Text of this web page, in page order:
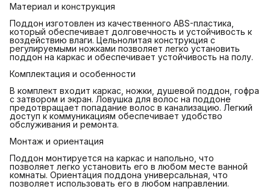
Материал и конструкция
Поддон изготовлен из качественного ABS-пластика,
который обеспечивает долговечность и устойчивость к
воздействию влаги. Цельнолитая конструкция с
регулируемыми ножками позволяет легко установить
поддон на каркас и обеспечивает устойчивость на полу.
Комплектация и особенности
В комплект входит каркас, ножки, душевой поддон, гофра
с затвором и экран. Ловушка для волос на поддоне
предотвращает попадание волос в канализацию. Легкий
доступ к коммуникациям обеспечивает удобство
обслуживания и ремонта.
Монтаж и ориентация
Поддон монтируется на каркас и напольно, что
позволяет легко установить его в любом месте ванной
комнаты. Ориентация поддона универсальная, что
позволяет использовать его в любом направлении.